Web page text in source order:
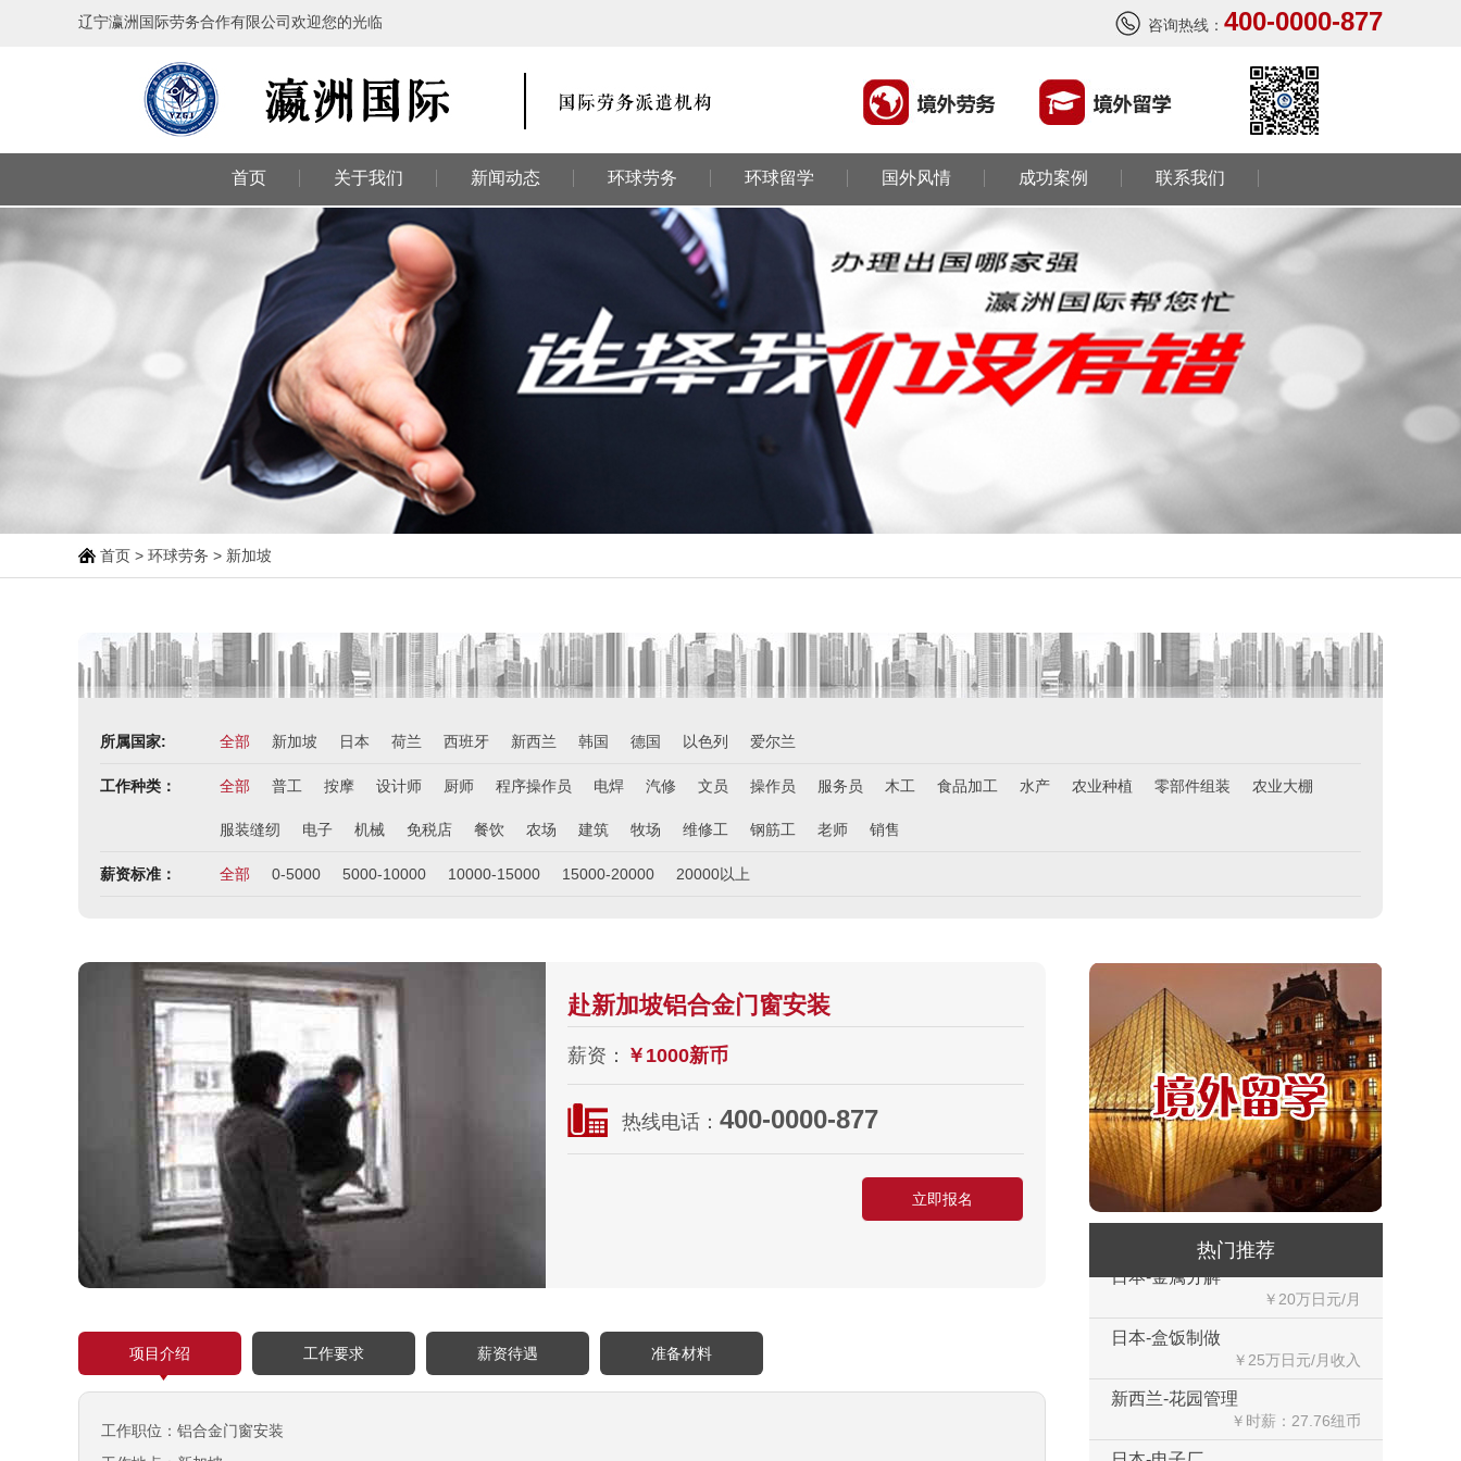
辽宁瀛洲国际劳务合作有限公司欢迎您的光临 咨询热线： 400-0000-877
首页 关于我们 新闻动态 环球劳务 环球留学 国外风情 成功案例 联系我们
首页 > 环球劳务 > 新加坡
所属国家: 全部 新加坡 日本 荷兰 西班牙 新西兰 韩国 德国 以色列 爱尔兰
工作种类： 全部 普工 按摩 设计师 厨师 程序操作员 电焊 汽修 文员 操作员 服务员 木工 食品加工 水产 农业种植 零部件组装 农业大棚
服装缝纫 电子 机械 免税店 餐饮 农场 建筑 牧场 维修工 钢筋工 老师 销售
薪资标准： 全部 0-5000 5000-10000 10000-15000 15000-20000 20000以上
赴新加坡铝合金门窗安装
薪资： ￥1000新币
热线电话： 400-0000-877
立即报名
项目介绍 工作要求 薪资待遇 准备材料
工作职位：铝合金门窗安装
热门推荐
西班牙肉食品加工厂
￥1800-2200欧元/月
￥月薪2100欧元
￥月薪2100欧元
新西兰-按摩师
￥200纽币/天+提成
韩国-烤鸭师傅
￥260-350万韩币
新加坡-火锅店店长
￥3300-3666新（人民币1800-
20000）
￥时薪25纽币
俄罗斯-帮厨
￥8000起-9000
俄罗斯-混凝土工
￥500元/天
西班牙剔骨工
￥1800-2200欧元/月
厨师、帮厨（夫妻工）
￥18000-20000RMB/月
新西兰-橱柜厂
￥25-27.76纽币/小时，2.6万RMB/月
新西兰-面点师
￥27-30纽币/小时
日本-金属分解
￥20万日元/月
￥25万日元/月收入
新西兰-花园管理
￥时薪：27.76纽币
￥